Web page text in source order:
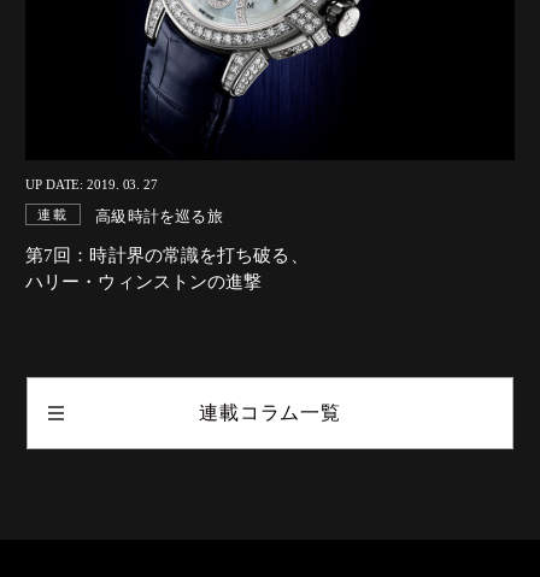
UP DATE: 2019. 03. 27
連載 高級時計を巡る旅
第7回：時計界の常識を打ち破る、
ハリー・ウィンストンの進撃
連載コラム一覧